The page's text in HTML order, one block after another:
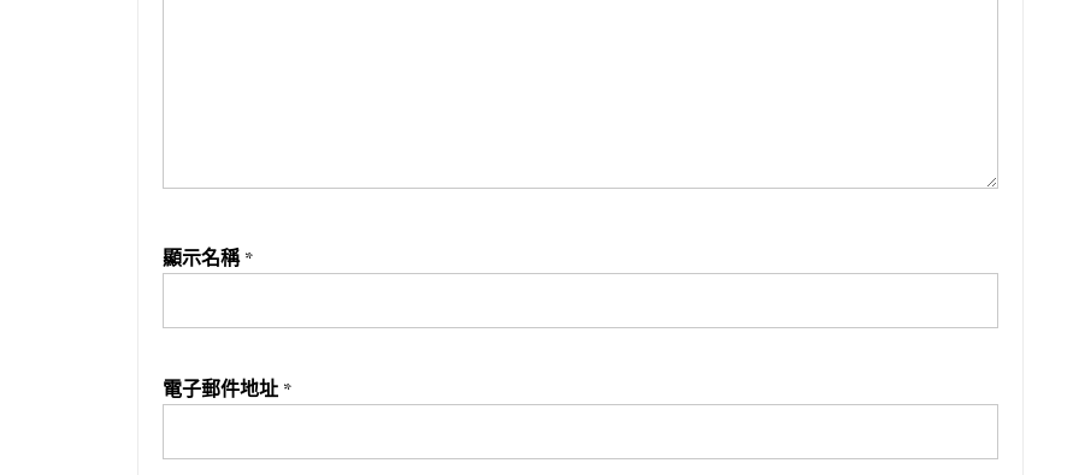
顯示名稱 *
電子郵件地址 *